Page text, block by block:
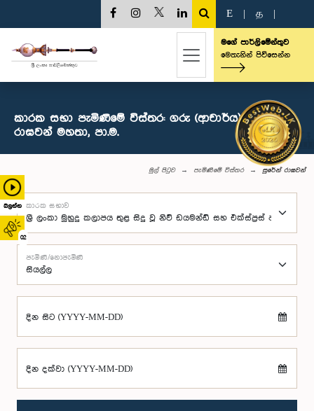
බලන්න
02
E த
මගේ පාර්ලිමේන්තුව
මෙතැනින් පිවිසෙන්න
කාරක සභා පැමිණීමේ විස්තර: ගරු (ආචාර්ය) සුරේන්
රාඝවන් මහතා, පා.ම.
මුල් පිටුව පැමිණීමේ විස්තර සුරේන් රාඝවන්
කාරක සභාව
පැමිණි/නොපැමිණි
දින සිට (YYYY-MM-DD)
දින දක්වා (YYYY-MM-DD)